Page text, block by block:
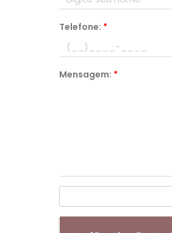
Telefone: *
Mensagem: *